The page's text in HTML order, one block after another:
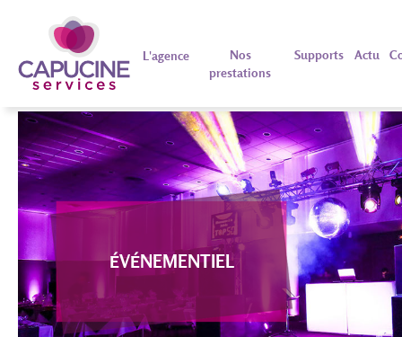
L'agence
Nos
prestations
Actu
Supports
ÉVÉNEMENTIEL